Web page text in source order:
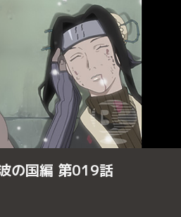
の国編 第019話